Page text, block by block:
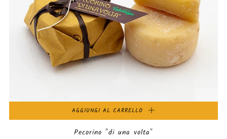
AGGIUNGI AL CARRELLO
Pecorino "di una volta"